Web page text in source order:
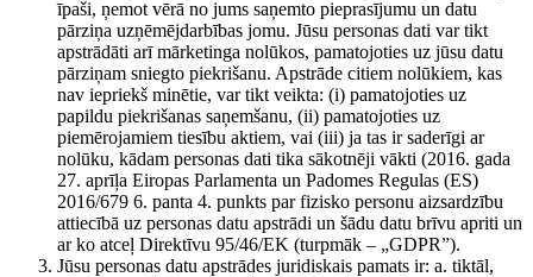
īpaši, ņemot vērā no jums saņemto pieprasījumu un datu
pārziņa uzņēmējdarbības jomu. Jūsu personas dati var tikt
apstrādāti arī mārketinga nolūkos, pamatojoties uz jūsu datu
pārziņam sniegto piekrišanu. Apstrāde citiem nolūkiem, kas
nav iepriekš minētie, var tikt veikta: (i) pamatojoties uz
papildu piekrišanas saņemšanu, (ii) pamatojoties uz
piemērojamiem tiesību aktiem, vai (iii) ja tas ir saderīgi ar
nolūku, kādam personas dati tika sākotnēji vākti (2016. gada
27. aprīļa Eiropas Parlamenta un Padomes Regulas (ES)
2016/679 6. panta 4. punkts par fizisko personu aizsardzību
attiecībā uz personas datu apstrādi un šādu datu brīvu apriti un
ar ko atceļ Direktīvu 95/46/EK (turpmāk – „GDPR”).
Jūsu personas datu apstrādes juridiskais pamats ir: a. tiktāl,